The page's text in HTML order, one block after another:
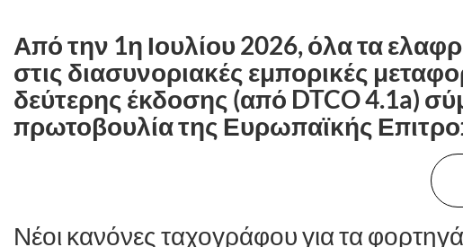
Από την 1η Ιουλίου 2026, όλα τα
στις διασυνοριακές εμπορικές
δεύτερης έκδοσης (από DTCO 4.1a)
πρωτοβουλία της Ευρωπαϊκής
Νέοι κανόνες ταχογράφου για τα φορτηγά